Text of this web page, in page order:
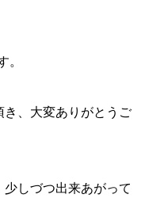
。
き、大変ありがとうご
しづつ出来あがって